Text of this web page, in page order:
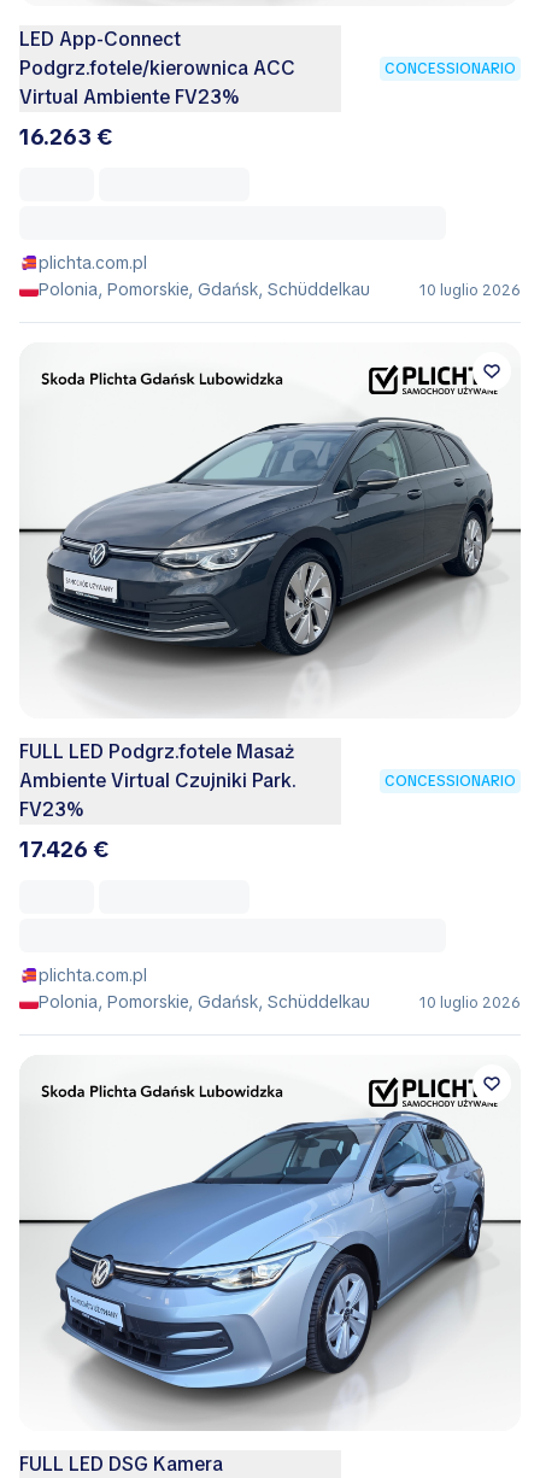
LED App-Connect
Podgrz.fotele/kierownica ACC
Virtual Ambiente FV23%
CONCESSIONARIO
16.263 €
plichta.com.pl
Polonia, Pomorskie, Gdańsk, Schüddelkau
10 luglio 2026
FULL LED Podgrz.fotele Masaż
Ambiente Virtual Czujniki Park.
FV23%
CONCESSIONARIO
17.426 €
plichta.com.pl
Polonia, Pomorskie, Gdańsk, Schüddelkau
10 luglio 2026
FULL LED DSG Kamera